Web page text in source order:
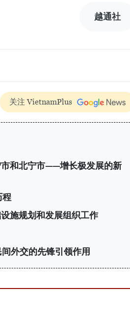
越通社
关注 VietnamPlus
和北宁市——增长极发展的新
程
施规划和发展组织工作
外交的先锋引领作用